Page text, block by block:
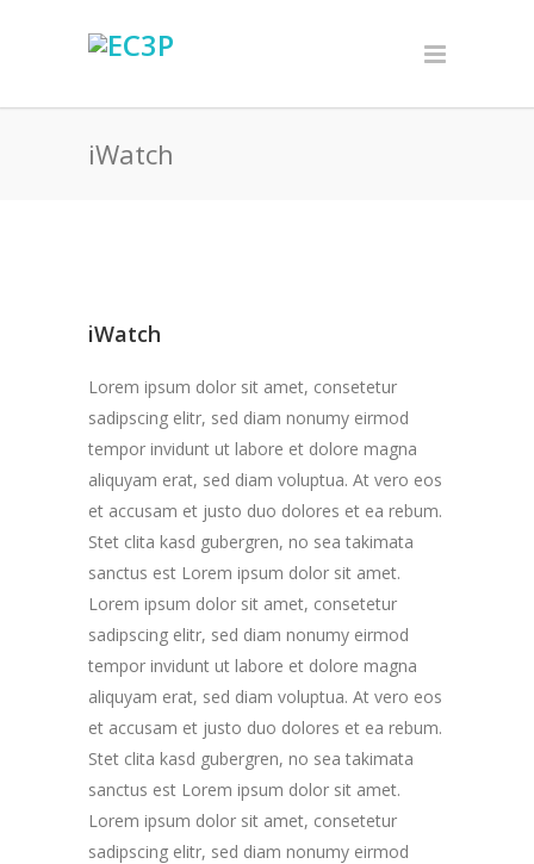
iWatch
iWatch
Lorem ipsum dolor sit amet, consetetur
sadipscing elitr, sed diam nonumy eirmod
tempor invidunt ut labore et dolore magna
aliquyam erat, sed diam voluptua. At vero eos
et accusam et justo duo dolores et ea rebum.
Stet clita kasd gubergren, no sea takimata
sanctus est Lorem ipsum dolor sit amet.
Lorem ipsum dolor sit amet, consetetur
sadipscing elitr, sed diam nonumy eirmod
tempor invidunt ut labore et dolore magna
aliquyam erat, sed diam voluptua. At vero eos
et accusam et justo duo dolores et ea rebum.
Stet clita kasd gubergren, no sea takimata
sanctus est Lorem ipsum dolor sit amet.
Lorem ipsum dolor sit amet, consetetur
sadipscing elitr, sed diam nonumy eirmod